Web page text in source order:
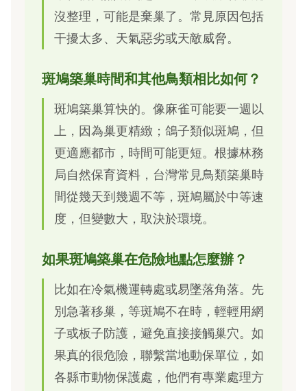
沒整理，可能是棄巢了。常見原因包括
干擾太多、天氣惡劣或天敵威脅。
斑鳩築巢時間和其他鳥類相比如何？
斑鳩築巢算快的。像麻雀可能要一週以
上，因為巢更精緻；鴿子類似斑鳩，但
更適應都市，時間可能更短。根據林務
局自然保育資料，台灣常見鳥類築巢時
間從幾天到幾週不等，斑鳩屬於中等速
度，但變數大，取決於環境。
如果斑鳩築巢在危險地點怎麼辦？
比如在冷氣機運轉處或易墜落角落。先
別急著移巢，等斑鳩不在時，輕輕用網
子或板子防護，避免直接接觸巢穴。如
果真的很危險，聯繫當地動保單位，如
各縣市動物保護處，他們有專業處理方